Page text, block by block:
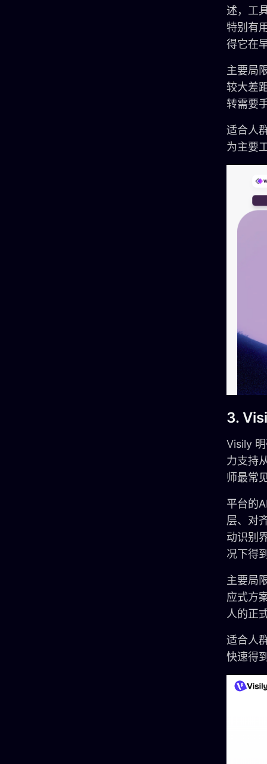
述，工
特别有
得它在
主要局
较大差
转需要
适合人
为主要
3.
Visily
力支持
师最常
平台的
层、对
动识别
况下得
主要局
应式方
人的正
适合人
快速得